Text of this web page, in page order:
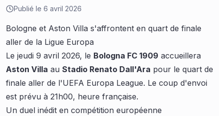
Publié le 6 avril 2026
Bologne et Aston Villa s'affrontent en quart de finale
aller de la Ligue Europa
Le jeudi 9 avril 2026, le Bologna FC 1909 accueillera
Aston Villa au Stadio Renato Dall'Ara pour le quart de
finale aller de l'UEFA Europa League. Le coup d'envoi
est prévu à 21h00, heure française.
Un duel inédit en compétition européenne